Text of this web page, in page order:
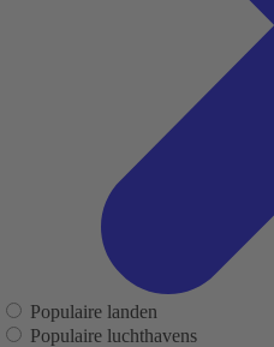
Populaire landen
Populaire luchthavens